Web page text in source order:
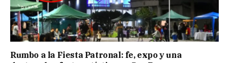
Rumbo a la Fiesta Patronal: fe, expo y una